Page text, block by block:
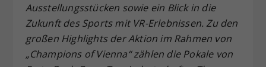
Ausstellungsstücken sowie ein Blick in die
Zukunft des Sports mit VR-Erlebnissen. Zu den
großen Highlights der Aktion im Rahmen von
„Champions of Vienna“ zählen die Pokale von